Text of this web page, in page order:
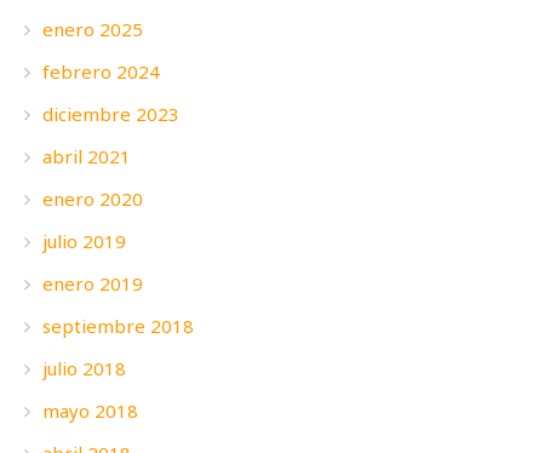
enero 2025
febrero 2024
diciembre 2023
abril 2021
enero 2020
julio 2019
enero 2019
septiembre 2018
julio 2018
mayo 2018